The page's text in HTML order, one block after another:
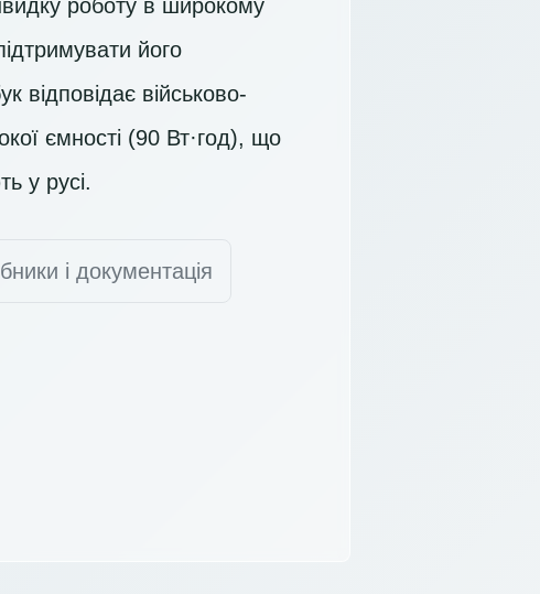
роботу в широкому
його
відповідає військово-
ємності (90 Вт·год), що
у русі.
і документація